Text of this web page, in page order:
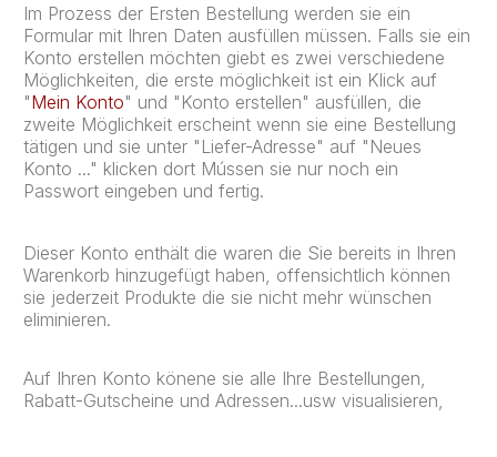
Im Prozess der Ersten Bestellung werden sie ein
Formular mit Ihren Daten ausfüllen müssen. Falls sie ein
Konto erstellen möchten giebt es zwei verschiedene
Möglichkeiten, die erste möglichkeit ist ein Klick auf
"Mein Konto" und "Konto erstellen" ausfüllen, die
zweite Möglichkeit erscheint wenn sie eine Bestellung
tätigen und sie unter "Liefer-Adresse" auf "Neues
Konto ..." klicken dort Mússen sie nur noch ein
Passwort eingeben und fertig.
Dieser Konto enthält die waren die Sie bereits in Ihren
Warenkorb hinzugefügt haben, offensichtlich können
sie jederzeit Produkte die sie nicht mehr wünschen
eliminieren.
Auf Ihren Konto könene sie alle Ihre Bestellungen,
Rabatt-Gutscheine und Adressen...usw visualisieren,